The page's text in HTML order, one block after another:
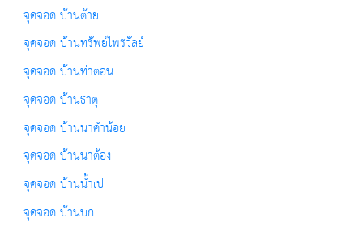
จุดจอด บ้านต้าย
จุดจอด บ้านทรัพย์ไพรวัลย์
จุดจอด บ้านท่าตอน
จุดจอด บ้านธาตุ
จุดจอด บ้านนาคำน้อย
จุดจอด บ้านนาต้อง
จุดจอด บ้านน้ำเป
จุดจอด บ้านบก